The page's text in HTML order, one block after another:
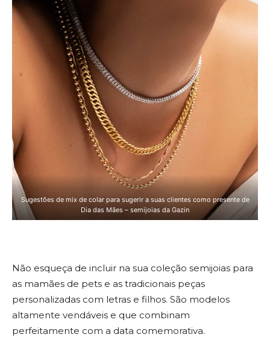
Sugestões de mix de colar para sugerir a suas clientes como presente de
Dia das Mães – semijoias da Gazin
Não esqueça de incluir na sua coleção semijoias para
as mamães de pets e as tradicionais peças
personalizadas com letras e filhos. São modelos
altamente vendáveis e que combinam
perfeitamente com a data comemorativa.